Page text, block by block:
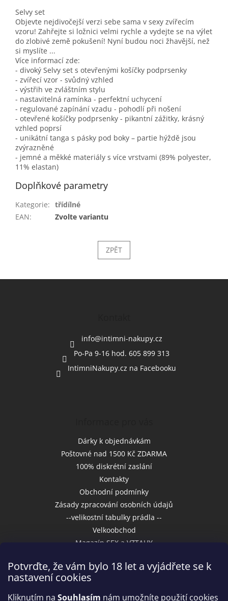
Potvrďte, že vám bylo 18 let a vyjádřete se k
nastavení cookies
Kliknutím na Souhlasím nám umožníte použití cookies
Selvy set
Objevte nejdivočejší verzi sebe sama v sexy zvířecím
vzoru! Zahřejte si ložnici velmi rychle a vydejte se na výlet
do zlobivé země pokušení! Nyní budou noci žhavější, než
si myslíte ...
Více informací zde:
- divoký Selvy set s otevřenými košíčky podprsenky
- zvířecí vzor - svůdný vzhled
- výstřih ve zvláštním stylu
- nastavitelná ramínka - perfektní uchycení
- regulované zapínání vzadu - pohodlí při nošení
- otevřené košíčky podprsenky - pikantní zážitky, krásný
vzhled poprsí
- unikátní tanga s pásky pod boky – partie hýždě jsou
zvýrazněné
- jemné a měkké materiály s více vrstvami (89% polyester,
11% elastan)
Doplňkové parametry
Kategorie: třídílné
EAN: Zvolte variantu
ZPĚT
info@intimni-nakupy.cz
Po-Pa 9-16 hod. 605 899 313
IntimniNakupy.cz na Facebooku
Dárky k objednávkám
Poštovné nad 1500 Kč ZDARMA
100% diskrétní zaslání
Kontakty
Obchodní podmínky
Zásady zpracování osobních údajů
--velikostní tabulky prádla --
Velkoobchod
Magazín SEX a VZTAHY
Přijímáme online platby